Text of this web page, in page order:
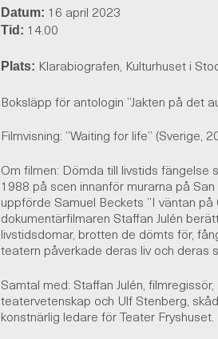
Datum: 16 april 2023
Tid: 14.00
Plats: Klarabiografen, Kulturhuset i
Boksläpp för antologin ”Jakten på det
Filmvisning: ”Waiting for life” (Sverige,
Om filmen: Dömda till livstids fängelse
1988 på scen innanför murarna på
uppförde Samuel Beckets ”I väntan på
dokumentärfilmaren Staffan Julén
livstidsdomar, brotten de dömts för,
teatern påverkade deras liv och deras
Samtal med: Staffan Julén,
teatervetenskap och Ulf Stenberg,
konstnärlig ledare för Teater